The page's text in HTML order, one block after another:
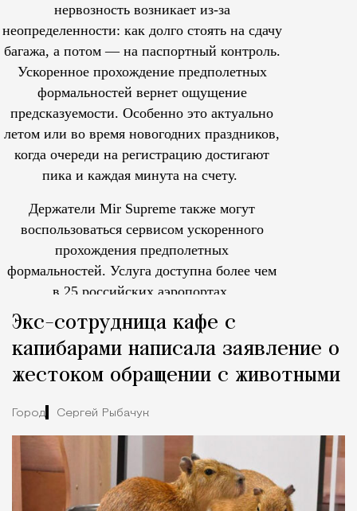
нервозность возникает из-за
неопределенности: как долго стоять на сдачу
багажа, а потом — на паспортный контроль.
Ускоренное прохождение предполетных
формальностей вернет ощущение
предсказуемости. Особенно это актуально
летом или во время новогодних праздников,
когда очереди на регистрацию достигают
пика и каждая минута на счету.
Держатели Mir Supreme также могут
воспользоваться сервисом ускоренного
прохождения предполетных
формальностей. Услуга доступна более чем
в 25 российских аэропортах.
Экс-сотрудница кафе с
капибарами написала заявление о
жестоком обращении с животными
Город Сергей Рыбачук